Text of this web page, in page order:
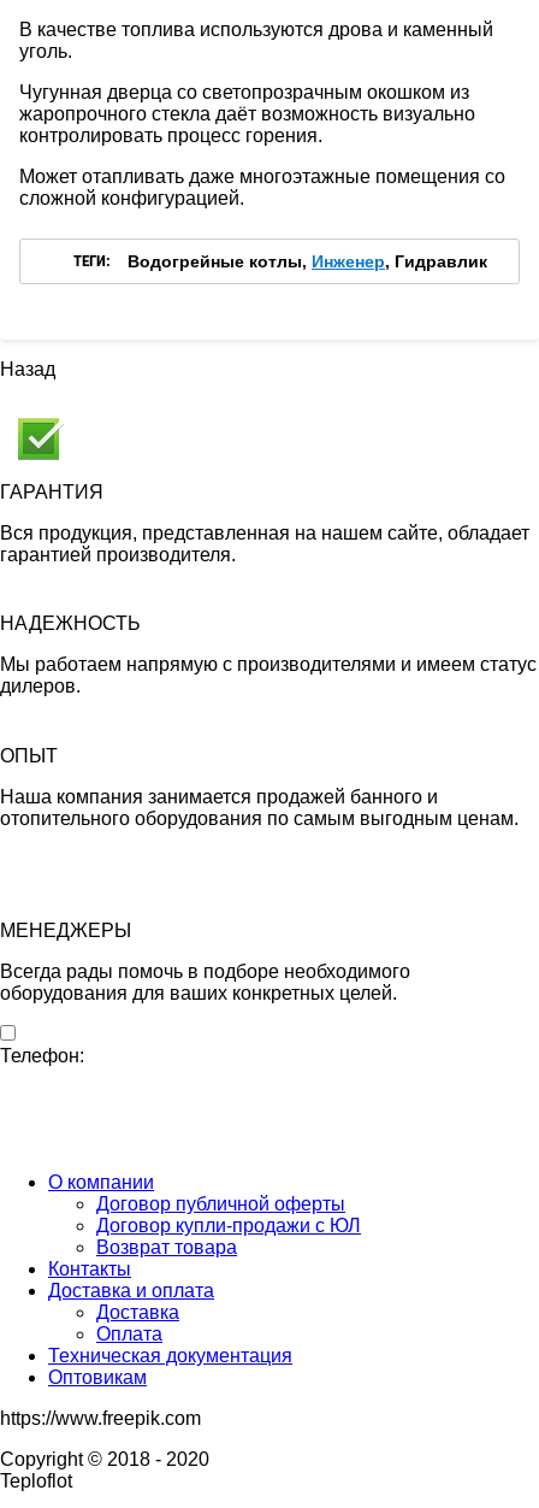
В качестве топлива используются дрова и каменный
уголь.
Чугунная дверца со светопрозрачным окошком из
жаропрочного стекла даёт возможность визуально
контролировать процесс горения.
Может отапливать даже многоэтажные помещения со
сложной конфигурацией.
ТЕГИ: Водогрейные котлы, Инженер, Гидравлик
Назад
ГАРАНТИЯ
Вся продукция, представленная на нашем сайте, обладает
гарантией производителя.
НАДЕЖНОСТЬ
Мы работаем напрямую с производителями и имеем статус
дилеров.
ОПЫТ
Наша компания занимается продажей банного и
отопительного оборудования по самым выгодным ценам.
МЕНЕДЖЕРЫ
Всегда рады помочь в подборе необходимого
оборудования для ваших конкретных целей.
Телефон:
О компании
Договор публичной оферты
Договор купли-продажи с ЮЛ
Возврат товара
Контакты
Доставка и оплата
Доставка
Оплата
Техническая документация
Оптовикам
https://www.freepik.com
Copyright © 2018 - 2020
Teploflot